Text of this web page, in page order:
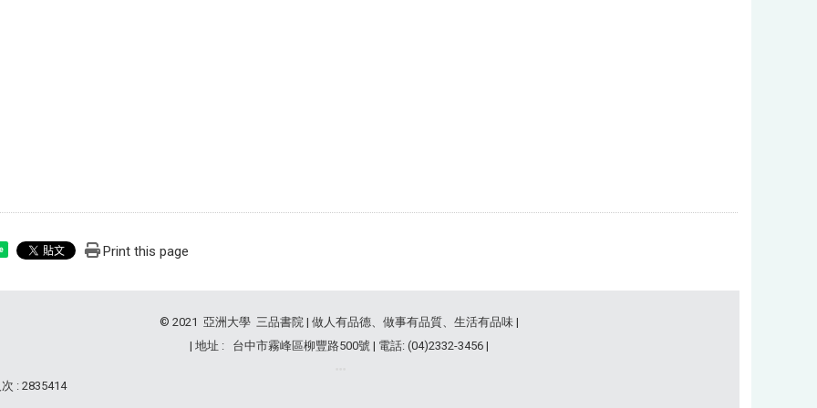
Print this page
© 2021 亞洲大學 三品書院 | 做人有品德、做事有品質、生活有品味 |
| 地址 : 台中市霧峰區柳豐路500號 | 電話: (04)2332-3456 |
: 2835414